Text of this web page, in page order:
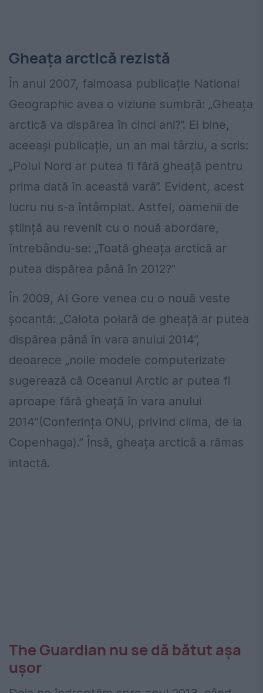
Gheața arctică rezistă
În anul 2007, faimoasa publicație National
Geographic avea o viziune sumbră: „Gheața
arctică va dispărea în cinci ani?”. Ei bine,
aceeași publicație, un an mai târziu, a scris:
„Polul Nord ar putea fi fără gheață pentru
prima dată în această vară”. Evident, acest
lucru nu s-a întâmplat. Astfel, oamenii de
știință au revenit cu o nouă abordare,
întrebându-se: „Toată gheața arctică ar
putea dispărea până în 2012?”
În 2009, Al Gore venea cu o nouă veste
șocantă: „Calota polară de gheață ar putea
dispărea până în vara anului 2014”,
deoarece „noile modele computerizate
sugerează că Oceanul Arctic ar putea fi
aproape fără gheață în vara anului
2014”(Conferința ONU, privind clima, de la
Copenhaga).” Însă, gheața arctică a rămas
intactă.
The Guardian nu se dă bătut așa
ușor